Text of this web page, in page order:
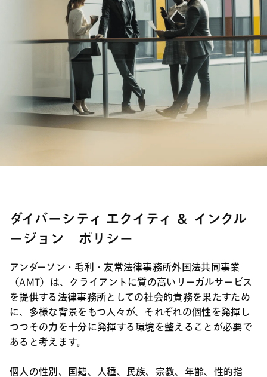
ダイバーシティ エクイティ ＆ インクル
ージョン ポリシー
アンダーソン・毛利・友常法律事務所外国法共同事業
（AMT）は、クライアントに質の高いリーガルサービス
を提供する法律事務所としての社会的責務を果たすため
に、多様な背景をもつ人々が、それぞれの個性を発揮し
つつその力を十分に発揮する環境を整えることが必要で
あると考えます。
個人の性別、国籍、人種、民族、宗教、年齢、性的指